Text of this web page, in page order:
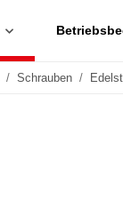
Schrauben